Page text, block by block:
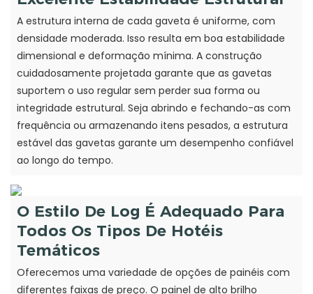
A estrutura interna de cada gaveta é uniforme, com
densidade moderada. Isso resulta em boa estabilidade
dimensional e deformação mínima. A construção
cuidadosamente projetada garante que as gavetas
suportem o uso regular sem perder sua forma ou
integridade estrutural. Seja abrindo e fechando-as com
frequência ou armazenando itens pesados, a estrutura
estável das gavetas garante um desempenho confiável
ao longo do tempo.
O Estilo De Log É Adequado Para
Todos Os Tipos De Hotéis
Temáticos
Oferecemos uma variedade de opções de painéis com
diferentes faixas de preço. O painel de alto brilho